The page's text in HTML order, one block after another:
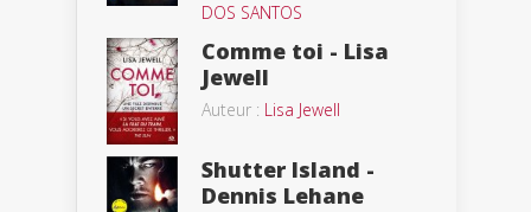
DOS SANTOS
Comme toi - Lisa
Jewell
Auteur : Lisa Jewell
Shutter Island -
Dennis Lehane